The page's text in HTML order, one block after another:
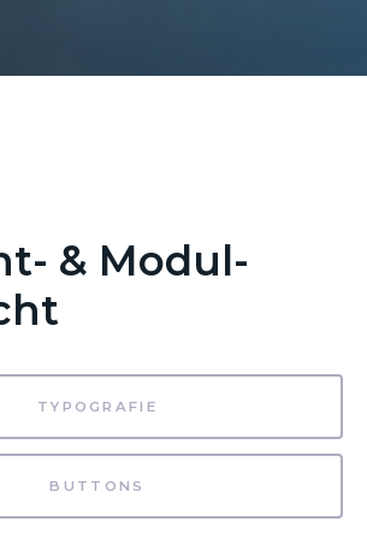
& Modul-
TYPOGRAFIE
BUTTONS